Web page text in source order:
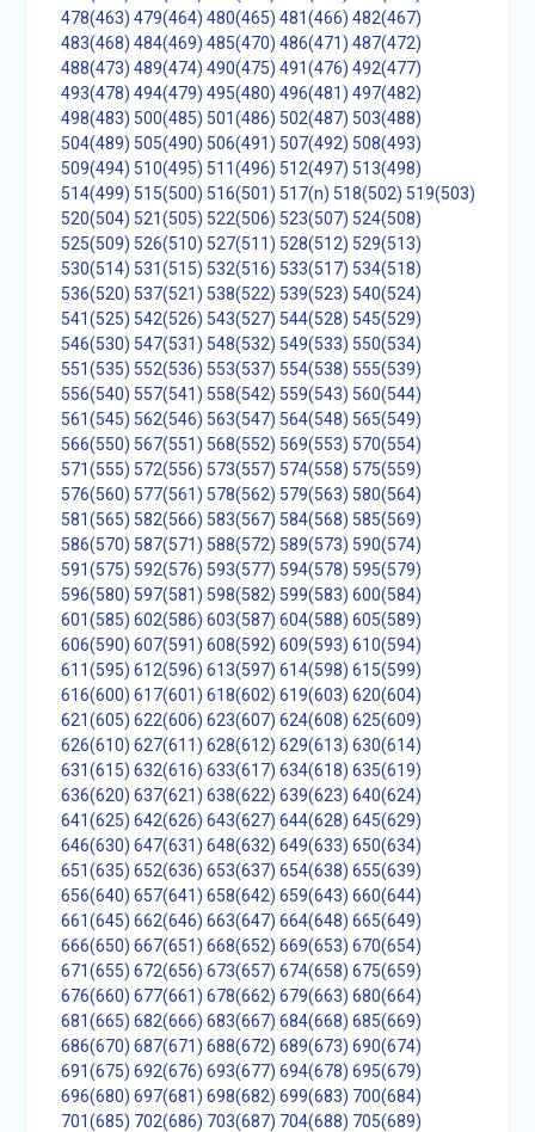
478(463) 479(464) 480(465) 481(466) 482(467)
483(468) 484(469) 485(470) 486(471) 487(472)
488(473) 489(474) 490(475) 491(476) 492(477)
493(478) 494(479) 495(480) 496(481) 497(482)
498(483) 500(485) 501(486) 502(487) 503(488)
504(489) 505(490) 506(491) 507(492) 508(493)
509(494) 510(495) 511(496) 512(497) 513(498)
514(499) 515(500) 516(501) 517(n) 518(502) 519(503)
520(504) 521(505) 522(506) 523(507) 524(508)
525(509) 526(510) 527(511) 528(512) 529(513)
530(514) 531(515) 532(516) 533(517) 534(518)
536(520) 537(521) 538(522) 539(523) 540(524)
541(525) 542(526) 543(527) 544(528) 545(529)
546(530) 547(531) 548(532) 549(533) 550(534)
551(535) 552(536) 553(537) 554(538) 555(539)
556(540) 557(541) 558(542) 559(543) 560(544)
561(545) 562(546) 563(547) 564(548) 565(549)
566(550) 567(551) 568(552) 569(553) 570(554)
571(555) 572(556) 573(557) 574(558) 575(559)
576(560) 577(561) 578(562) 579(563) 580(564)
581(565) 582(566) 583(567) 584(568) 585(569)
586(570) 587(571) 588(572) 589(573) 590(574)
591(575) 592(576) 593(577) 594(578) 595(579)
596(580) 597(581) 598(582) 599(583) 600(584)
601(585) 602(586) 603(587) 604(588) 605(589)
606(590) 607(591) 608(592) 609(593) 610(594)
611(595) 612(596) 613(597) 614(598) 615(599)
616(600) 617(601) 618(602) 619(603) 620(604)
621(605) 622(606) 623(607) 624(608) 625(609)
626(610) 627(611) 628(612) 629(613) 630(614)
631(615) 632(616) 633(617) 634(618) 635(619)
636(620) 637(621) 638(622) 639(623) 640(624)
641(625) 642(626) 643(627) 644(628) 645(629)
646(630) 647(631) 648(632) 649(633) 650(634)
651(635) 652(636) 653(637) 654(638) 655(639)
656(640) 657(641) 658(642) 659(643) 660(644)
661(645) 662(646) 663(647) 664(648) 665(649)
666(650) 667(651) 668(652) 669(653) 670(654)
671(655) 672(656) 673(657) 674(658) 675(659)
676(660) 677(661) 678(662) 679(663) 680(664)
681(665) 682(666) 683(667) 684(668) 685(669)
686(670) 687(671) 688(672) 689(673) 690(674)
691(675) 692(676) 693(677) 694(678) 695(679)
696(680) 697(681) 698(682) 699(683) 700(684)
701(685) 702(686) 703(687) 704(688) 705(689)